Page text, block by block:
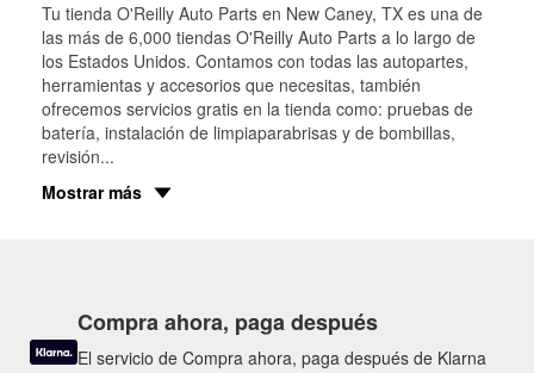
Tu tienda O'Reilly Auto Parts en New Caney, TX es una de
las más de 6,000 tiendas O'Reilly Auto Parts a lo largo de
los Estados Unidos. Contamos con todas las autopartes,
herramientas y accesorios que necesitas, también
ofrecemos servicios gratis en la tienda como: pruebas de
batería, instalación de limpiaparabrisas y de bombillas,
revisión...
Mostrar más
Compra ahora, paga después
El servicio de Compra ahora, paga después de Klarna